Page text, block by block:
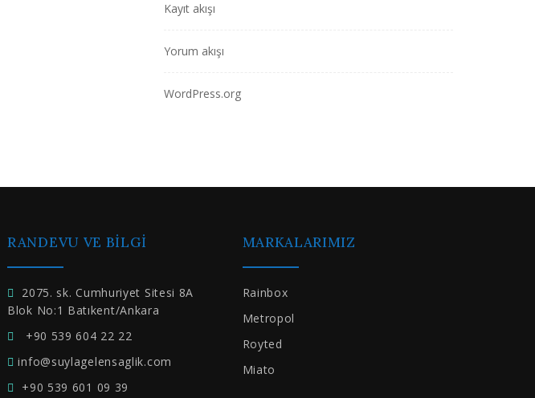
Kayıt akışı
Yorum akışı
WordPress.org
RANDEVU VE BILGI
2075. sk. Cumhuriyet Sitesi 8A
Blok No:1 Batıkent/Ankara
+90 539 604 22 22
info@suylagelensaglik.com
+90 539 601 09 39
MARKALARIMIZ
Rainbox
Metropol
Royted
Miato